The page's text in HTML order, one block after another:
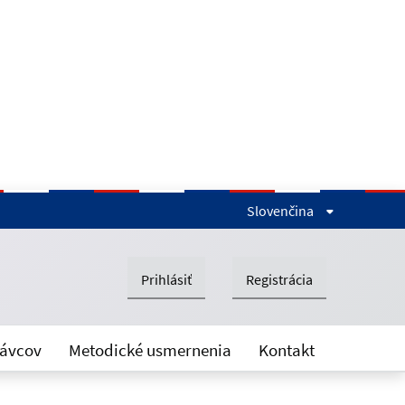
Slovenčina
Prihlásiť Registrácia
Metodické usmernenia Kontakt